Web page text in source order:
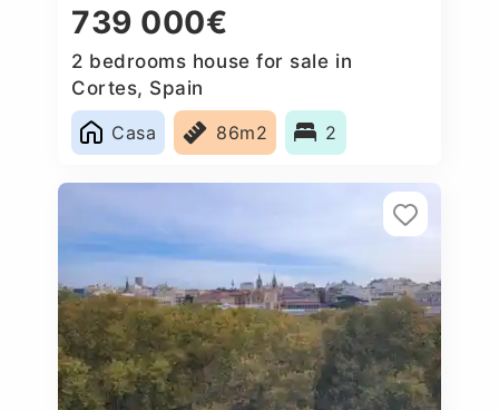
739 000€
2 bedrooms house for sale in
Cortes, Spain
Casa
86m2 2